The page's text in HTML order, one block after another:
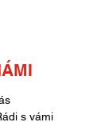
s vámi